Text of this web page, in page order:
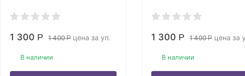
1 300 Р 1 400Р цена за уп.
В наличии
1 300 Р 1 400Р цена за
В наличии